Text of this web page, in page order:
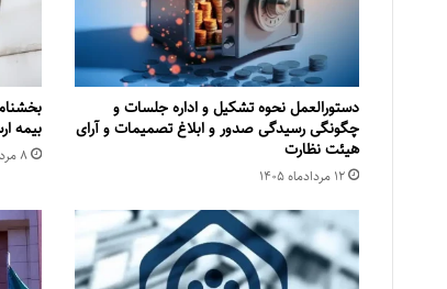
دستورالعمل نحوه تشکیل و اداره جلسات و
چگونگی رسیدگی صدور و ‏ابلاغ تصمیمات و‎ ‎آرای
هیئت نظارت
۱۲ مرداد‌ماه ۱۴۰۵
بیمه
۸ مرداد‌ماه ۱۴۰۵